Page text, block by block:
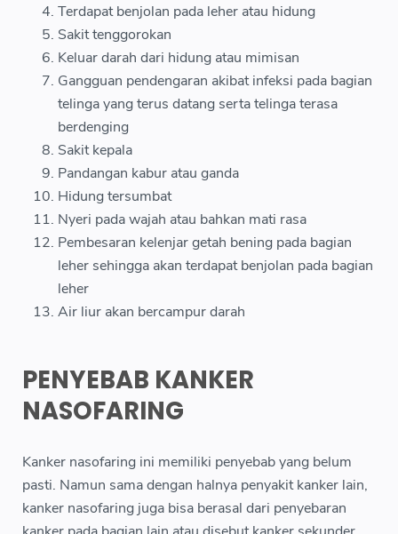
Terdapat benjolan pada leher atau hidung
Sakit tenggorokan
Keluar darah dari hidung atau mimisan
Gangguan pendengaran akibat infeksi pada bagian
telinga yang terus datang serta telinga terasa
berdenging
Sakit kepala
Pandangan kabur atau ganda
Hidung tersumbat
Nyeri pada wajah atau bahkan mati rasa
Pembesaran kelenjar getah bening pada bagian
leher sehingga akan terdapat benjolan pada bagian
leher
Air liur akan bercampur darah
PENYEBAB KANKER
NASOFARING
Kanker nasofaring ini memiliki penyebab yang belum
pasti. Namun sama dengan halnya penyakit kanker lain,
kanker nasofaring juga bisa berasal dari penyebaran